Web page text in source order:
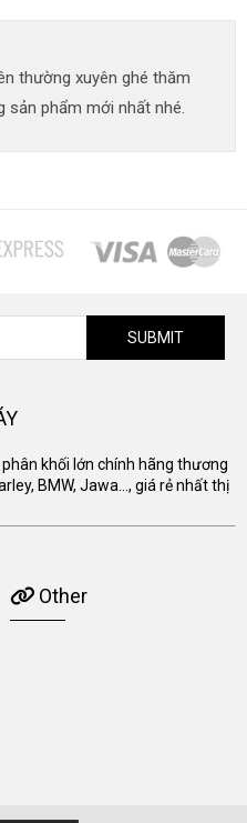
thường xuyên ghé thăm
sản phẩm mới nhất nhé.
SUBMIT
khối lớn chính hãng thương
BMW, Jawa..., giá rẻ nhất thị
Other